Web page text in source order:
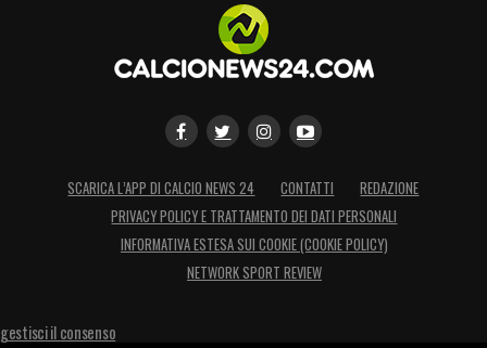
SCARICA L’APP DI CALCIO NEWS 24 CONTATTI
REDAZIONE
PRIVACY POLICY E TRATTAMENTO DEI DATI PERSONALI
INFORMATIVA ESTESA SUI COOKIE (COOKIE POLICY)
NETWORK SPORT REVIEW
gestisci il consenso